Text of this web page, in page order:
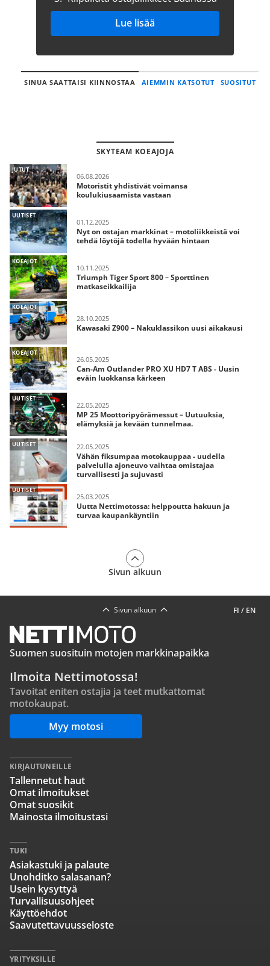
Lue lisää
SINUA SAATTAISI KIINNOSTAA AIEMMIN KATSOTUT SUOSITUT
SKYTEAM KOEAJOJA
JUTUT
06.08.2026
Motoristit yhdistivät voimansa
koulukiusaamista vastaan
UUTISET
01.12.2025
Nyt on ostajan markkinat – motoliikkeistä voi
tehdä löytöjä todella hyvään hintaan
KOEAJOT
10.11.2025
Triumph Tiger Sport 800 – Sporttinen
matkaseikkailija
KOEAJOT
28.10.2025
Kawasaki Z900 – Nakuklassikon uusi aikakausi
KOEAJOT
26.05.2025
Can-Am Outlander PRO XU HD7 T ABS - Uusin
eväin luokkansa kärkeen
UUTISET
22.05.2025
MP 25 Moottoripyörämessut – Uutuuksia,
elämyksiä ja kevään tunnelmaa.
UUTISET 22.05.2025
Vähän fiksumpaa motokauppaa - uudella
palvelulla ajoneuvo vaihtaa omistajaa
turvallisesti ja sujuvasti
UUTISET
25.03.2025
Uutta Nettimotossa: helppoutta hakuun ja
turvaa kaupankäyntiin
Sivun alkuun
FI / EN
Sivun alkuun
Suomen suosituin motojen markkinapaikka
Ilmoita Nettimotossa!
Tavoitat eniten ostajia ja teet mutkattomat
motokaupat.
Myy motosi
KIRJAUTUNEILLE
Tallennetut haut
Omat ilmoitukset
Omat suosikit
Mainosta ilmoitustasi
TUKI
Asiakastuki ja palaute
Unohditko salasanan?
Usein kysyttyä
Turvallisuusohjeet
Käyttöehdot
Saavutettavuusseloste
YRITYKSILLE